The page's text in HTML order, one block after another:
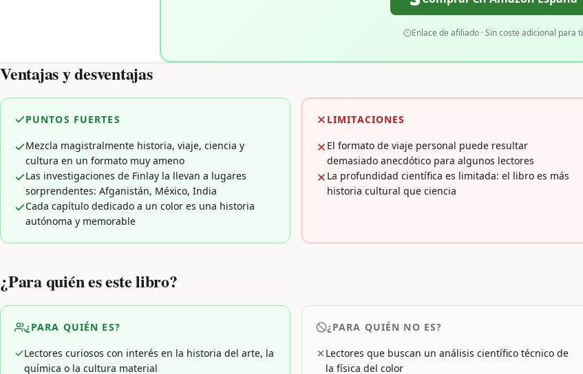
Enlace de afiliado · Sin coste adicional para ti
Ventajas y desventajas
PUNTOS FUERTES
Mezcla magistralmente historia, viaje, ciencia y
cultura en un formato muy ameno
Las investigaciones de Finlay la llevan a lugares
sorprendentes: Afganistán, México, India
Cada capítulo dedicado a un color es una historia
autónoma y memorable
LIMITACIONES
El formato de viaje personal puede resultar
demasiado anecdótico para algunos lectores
La profundidad científica es limitada: el libro es más
historia cultural que ciencia
¿Para quién es este libro?
¿PARA QUIÉN ES?
Lectores curiosos con interés en la historia del arte, la
química o la cultura material
¿PARA QUIÉN NO ES?
Lectores que buscan un análisis científico técnico de
la física del color